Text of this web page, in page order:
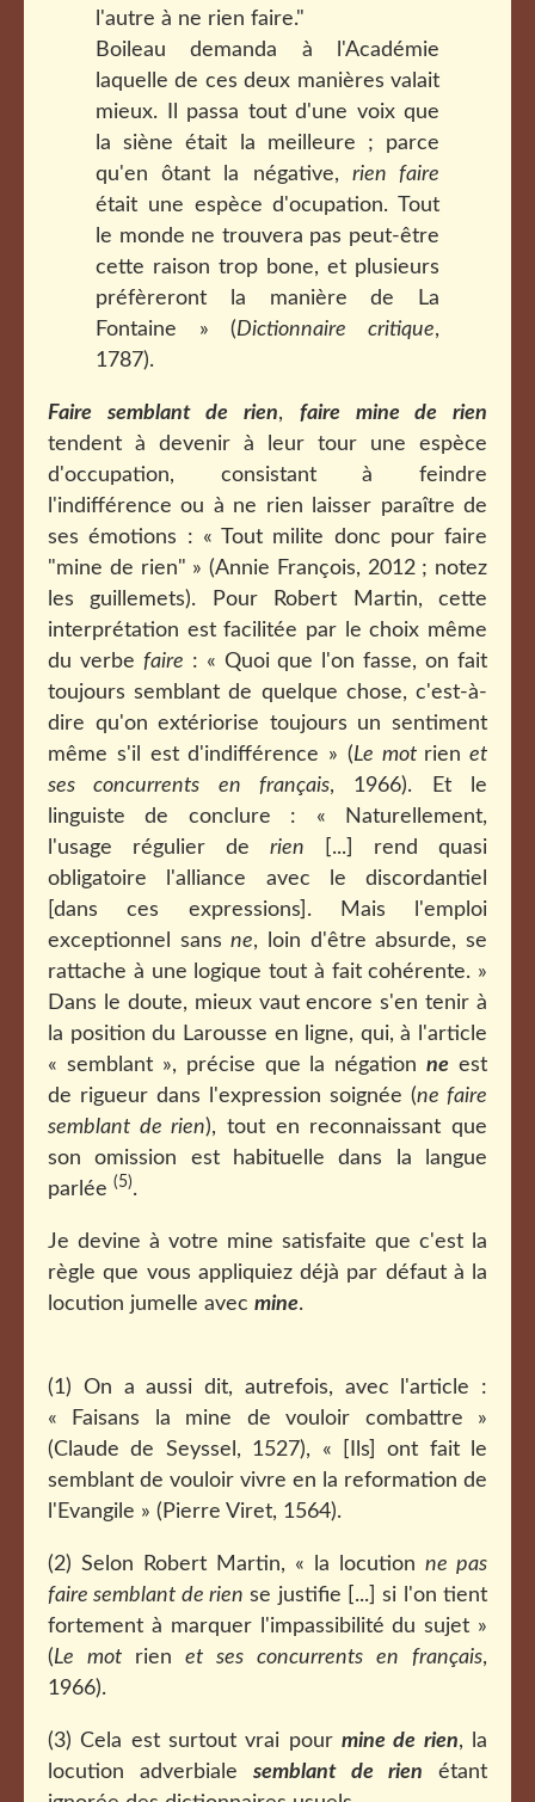
l'autre à ne rien faire."
Boileau demanda à l'Académie
laquelle de ces deux manières valait
mieux. Il passa tout d'une voix que
la siène était la meilleure ; parce
qu'en ôtant la négative, rien faire
était une espèce d'ocupation. Tout
le monde ne trouvera pas peut-être
cette raison trop bone, et plusieurs
préfèreront la manière de La
Fontaine » (Dictionnaire critique,
1787).
Faire semblant de rien, faire mine de rien
tendent à devenir à leur tour une espèce
d'occupation, consistant à feindre
l'indifférence ou à ne rien laisser paraître de
ses émotions : « Tout milite donc pour faire
"mine de rien" » (Annie François, 2012 ; notez
les guillemets). Pour Robert Martin, cette
interprétation est facilitée par le choix même
du verbe faire : « Quoi que l'on fasse, on fait
toujours semblant de quelque chose, c'est-à-
dire qu'on extériorise toujours un sentiment
même s'il est d'indifférence » (Le mot rien et
ses concurrents en français, 1966). Et le
linguiste de conclure : « Naturellement,
l'usage régulier de rien [...] rend quasi
obligatoire l'alliance avec le discordantiel
[dans ces expressions]. Mais l'emploi
exceptionnel sansne, loin d'être absurde, se
rattache à une logique tout à fait cohérente. »
Dans le doute, mieux vaut encore s'en tenir à
la position du Larousse en ligne, qui, à l'article
« semblant », précise que la négationne est
de rigueur dans l'expression soignée (ne faire
semblant de rien), tout en reconnaissant que
son omission est habituelle dans la langue
parlée (5).
Je devine à votre mine satisfaite que c'est la
règle que vous appliquiez déjà par défaut à la
locution jumelle avec mine.
(1) On a aussi dit, autrefois, avec l'article :
« Faisans la mine de vouloir combattre »
(Claude de Seyssel, 1527), « [Ils] ont fait le
semblant de vouloir vivre en la reformation de
l'Evangile » (Pierre Viret, 1564).
(2) Selon Robert Martin, « la locution ne pas
faire semblant de rien se justifie [...] si l'on tient
fortement à marquer l'impassibilité du sujet »
(Le mot rien et ses concurrents en français,
1966).
(3) Cela est surtout vrai pour mine de rien, la
locution adverbiale semblant de rien étant